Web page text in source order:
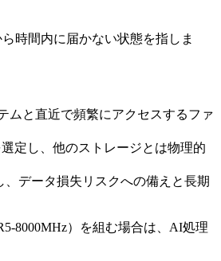
時間内に届かない状態を指しま
ムと直近で頻繁にアクセスするファ
定し、他のストレージとは物理的
、データ損失リスクへの備えと長期
8000MHz）を組む場合は、AI処理